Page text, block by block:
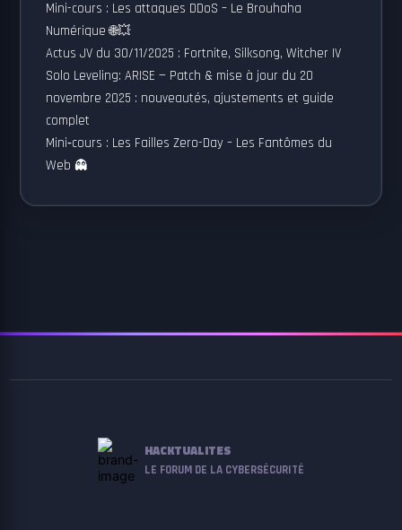
Mini-cours : Les attaques DDoS – Le Brouhaha
Numérique 🌐💥
Actus JV du 30/11/2025 : Fortnite, Silksong, Witcher IV
Solo Leveling: ARISE — Patch & mise à jour du 20
novembre 2025 : nouveautés, ajustements et guide
complet
Mini‑cours : Les Failles Zero-Day – Les Fantômes du
Web 👻
HACKTUALITES
LE FORUM DE LA CYBERSÉCURITÉ